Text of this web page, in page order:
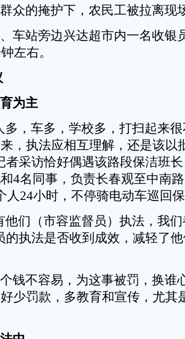
众的掩护下，农民工被拉离现
车站旁边兴达超市内一名收银
左右。
为主
，车多，学校多，打扫起来
，执法应相互理解，还是该以
者采访恰好偶遇该路段保洁班
4名同事，负责长春观至中南
人24小时，不停骑电动车巡回
们（市容监督员）执法，我
的执法是否收到成效，减轻了
钱不容易，为这事被罚，换谁
少罚款，多教育和宣传，尤其